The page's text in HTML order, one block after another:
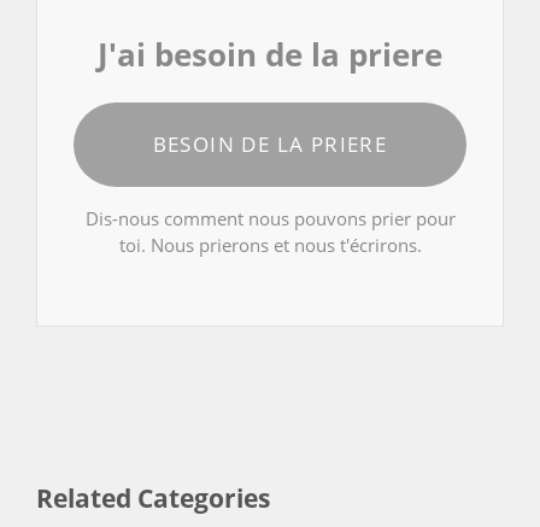
J'ai besoin de la priere
BESOIN DE LA PRIERE
Dis-nous comment nous pouvons prier pour
toi. Nous prierons et nous t'écrirons.
Related Categories